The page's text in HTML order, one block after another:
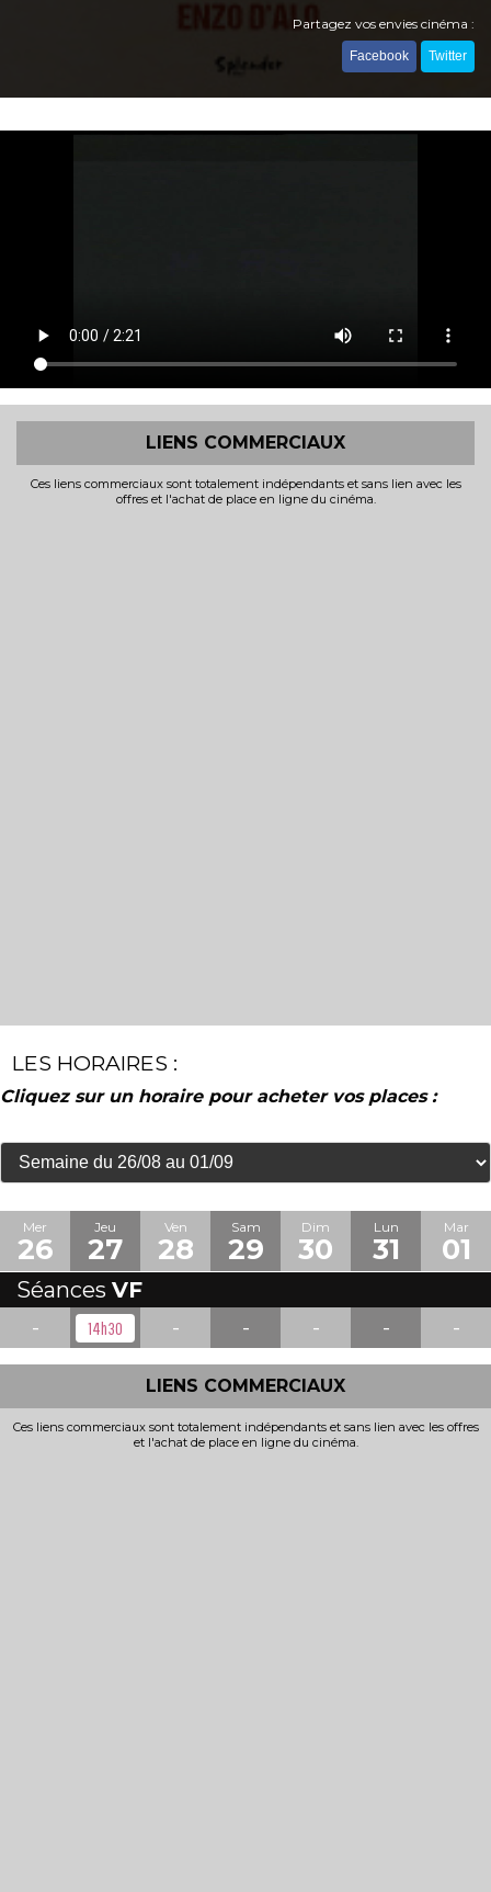
Partagez vos envies cinéma :
Facebook Twitter
LIENS COMMERCIAUX
Ces liens commerciaux sont totalement indépendants et sans lien avec les
offres et l'achat de place en ligne du cinéma.
LES HORAIRES :
Cliquez sur un horaire pour acheter vos places :
Mer
26
Jeu
27
Ven
28
Sam
29
Dim
30
Lun
31
Mar
01
Séances VF
-
14h30 - - - - -
LIENS COMMERCIAUX
Ces liens commerciaux sont totalement indépendants et sans lien avec les offres
et l'achat de place en ligne du cinéma.